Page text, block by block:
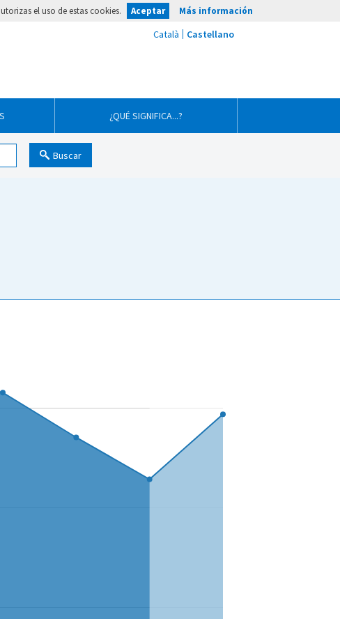
el uso de estas cookies. Aceptar Más información
¿QUÉ SIGNIFICA...?
Buscar